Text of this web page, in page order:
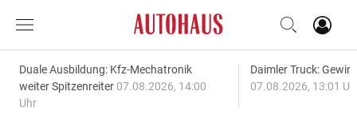
Duale Ausbildung: Kfz-Mechatronik
weiter Spitzenreiter 07.08.2026, 14:00
Uhr
Daimler Truck:
07.08.2026, 13:01